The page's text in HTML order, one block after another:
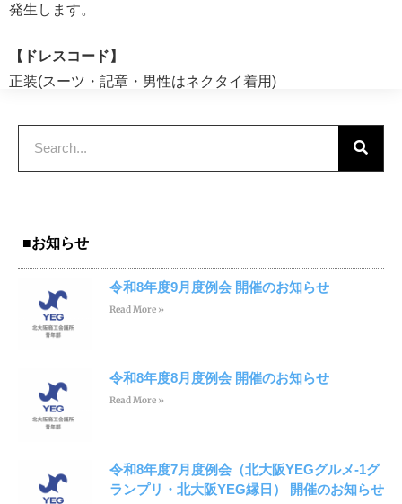
発生します。
【ドレスコード】
正装(スーツ・記章・男性はネクタイ着用)
■お知らせ
令和8年度9月度例会 開催のお知らせ
Read More »
令和8年度8月度例会 開催のお知らせ
Read More »
令和8年度7月度例会（北大阪YEGグルメ-1グ
ランプリ・北大阪YEG縁日） 開催のお知らせ